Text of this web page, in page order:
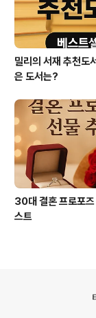
밀리의 서재 추천도
은 도서는?
30대 결혼 프로포즈
스트